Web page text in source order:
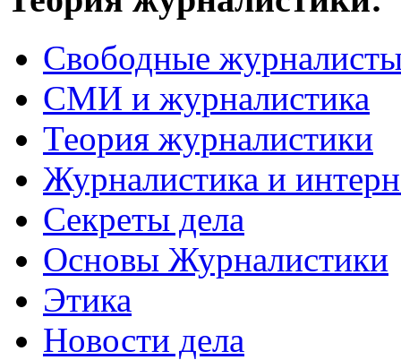
Свободные
СМИ и журналистика
Теория журналистики
Журналистика и
Секреты дела
Основы Журналистики
Этика
Новости дела